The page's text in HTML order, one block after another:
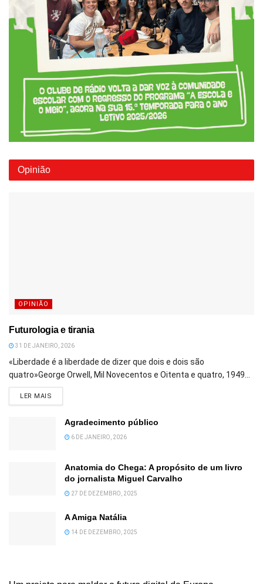
Opinião
OPINIÃO
Futurologia e tirania
31 DE JANEIRO, 2026
«Liberdade é a liberdade de dizer que dois e dois são
quatro»George Orwell, Mil Novecentos e Oitenta e quatro, 1949...
LER MAIS
Agradecimento público
6 DE JANEIRO, 2026
Anatomia do Chega: A propósito de um livro
do jornalista Miguel Carvalho
27 DE DEZEMBRO, 2025
A Amiga Natália
14 DE DEZEMBRO, 2025